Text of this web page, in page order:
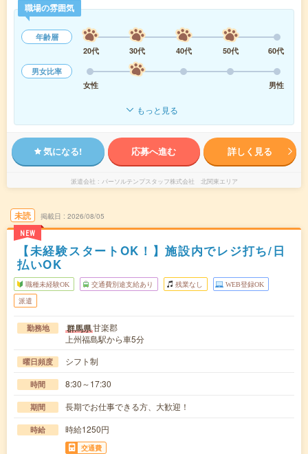
職場の雰囲気
年齢層
20代
30代 40代 50代
60代
男女比率
女性
男性
もっと見る
気になる! 応募へ進む 詳しく見る
派遣会社 パーソルテンプスタッフ株式会社 北関東エリア
未読
NEW
掲載日 2026/08/05
【未経験スタートOK！】施設内でレジ打ち/日
払いOK
職種未経験OK 交通費別途支給あり 残業なし WEB登録OK
派遣
勤務地 群馬県甘楽郡
上州福島駅から車5分
曜日頻度 シフト制
時間 8:30～17:30
期間 長期でお仕事できる方、大歓迎！
時給 時給1250円
交通費